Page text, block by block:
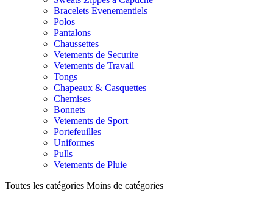
Bracelets Evenementiels
Polos
Pantalons
Chaussettes
Vetements de Securite
Vetements de Travail
Tongs
Chapeaux & Casquettes
Chemises
Bonnets
Vetements de Sport
Portefeuilles
Uniformes
Pulls
Vetements de Pluie
Toutes les catégories Moins de catégories